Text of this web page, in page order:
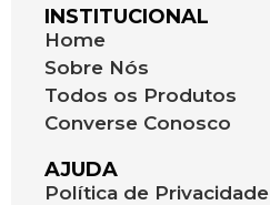
INSTITUCIONAL
Home
Sobre Nós
Todos os Produtos
Converse Conosco
AJUDA
Política de Privacidade